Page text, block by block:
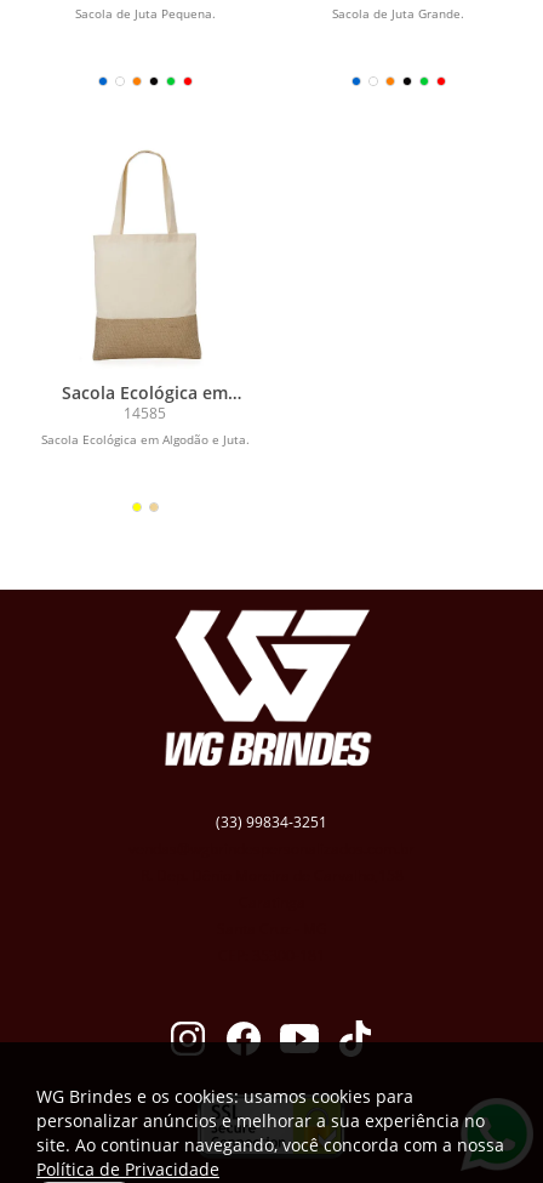
Sacola de Juta Pequena. Sacola de Juta Grande.
Sacola Ecológica em
Algodão e Juta
14585
Sacola Ecológica em Algodão e Juta.
(33) 99834-3251
WG Brindes e os cookies: usamos cookies para
personalizar anúncios e melhorar a sua experiência no
site. Ao continuar navegando, você concorda com a nossa
Política de Privacidade